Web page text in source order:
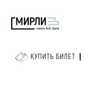
КУПИТЬ БИЛЕТ